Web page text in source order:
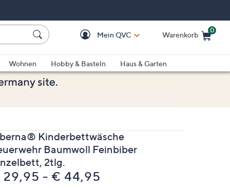
Mein QVC Warenkorb
0
Wohnen Hobby & Basteln
Haus & Garten
Kinderbettwäsche
Baumwoll Feinbiber
2tlg.
29,95 - € 44,95